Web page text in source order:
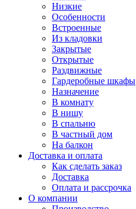
Низкие
Особенности
Встроенные
Из кладовки
Закрытые
Открытые
Раздвижные
Гардеробные шкафы
Назначение
В комнату
В нишу
В спальню
В частный дом
На балкон
Доставка и оплата
Как сделать заказ
Доставка
Оплата и рассрочка
О компании